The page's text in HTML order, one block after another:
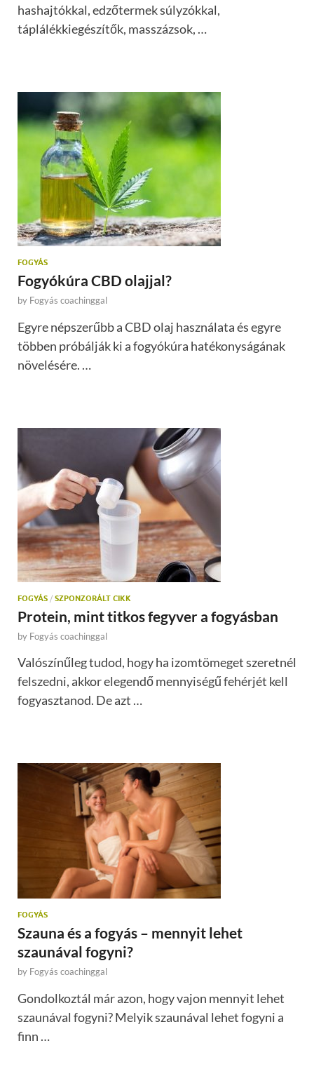
hashajtókkal, edzőtermek súlyzókkal,
táplálékkiegészítők, masszázsok, …
FOGYÁS
Fogyókúra CBD olajjal?
by Fogyás coachinggal
Egyre népszerűbb a CBD olaj használata és egyre
többen próbálják ki a fogyókúra hatékonyságának
növelésére. …
FOGYÁS / SZPONZORÁLT CIKK
Protein, mint titkos fegyver a fogyásban
by Fogyás coachinggal
Valószínűleg tudod, hogy ha izomtömeget szeretnél
felszedni, akkor elegendő mennyiségű fehérjét kell
fogyasztanod. De azt …
FOGYÁS
Szauna és a fogyás – mennyit lehet
szaunával fogyni?
by Fogyás coachinggal
Gondolkoztál már azon, hogy vajon mennyit lehet
szaunával fogyni? Melyik szaunával lehet fogyni a
finn …